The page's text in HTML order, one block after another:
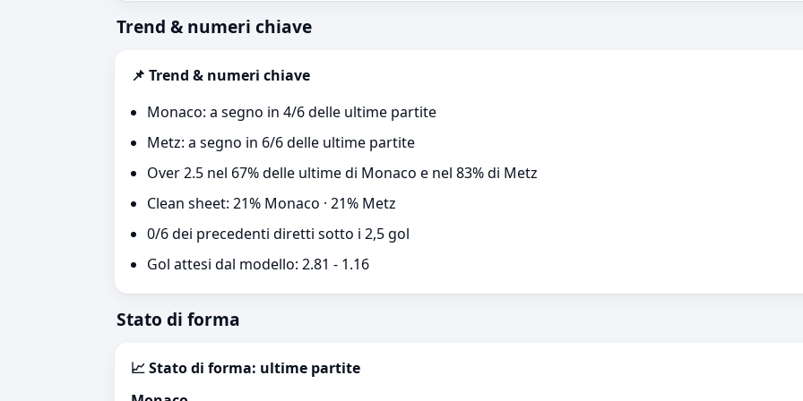
Trend & numeri chiave
📌 Trend & numeri chiave
Monaco: a segno in 4/6 delle ultime partite
Metz: a segno in 6/6 delle ultime partite
Over 2.5 nel 67% delle ultime di Monaco e nel 83% di Metz
Clean sheet: 21% Monaco · 21% Metz
0/6 dei precedenti diretti sotto i 2,5 gol
Gol attesi dal modello: 2.81 - 1.16
Stato di forma
📈 Stato di forma: ultime partite